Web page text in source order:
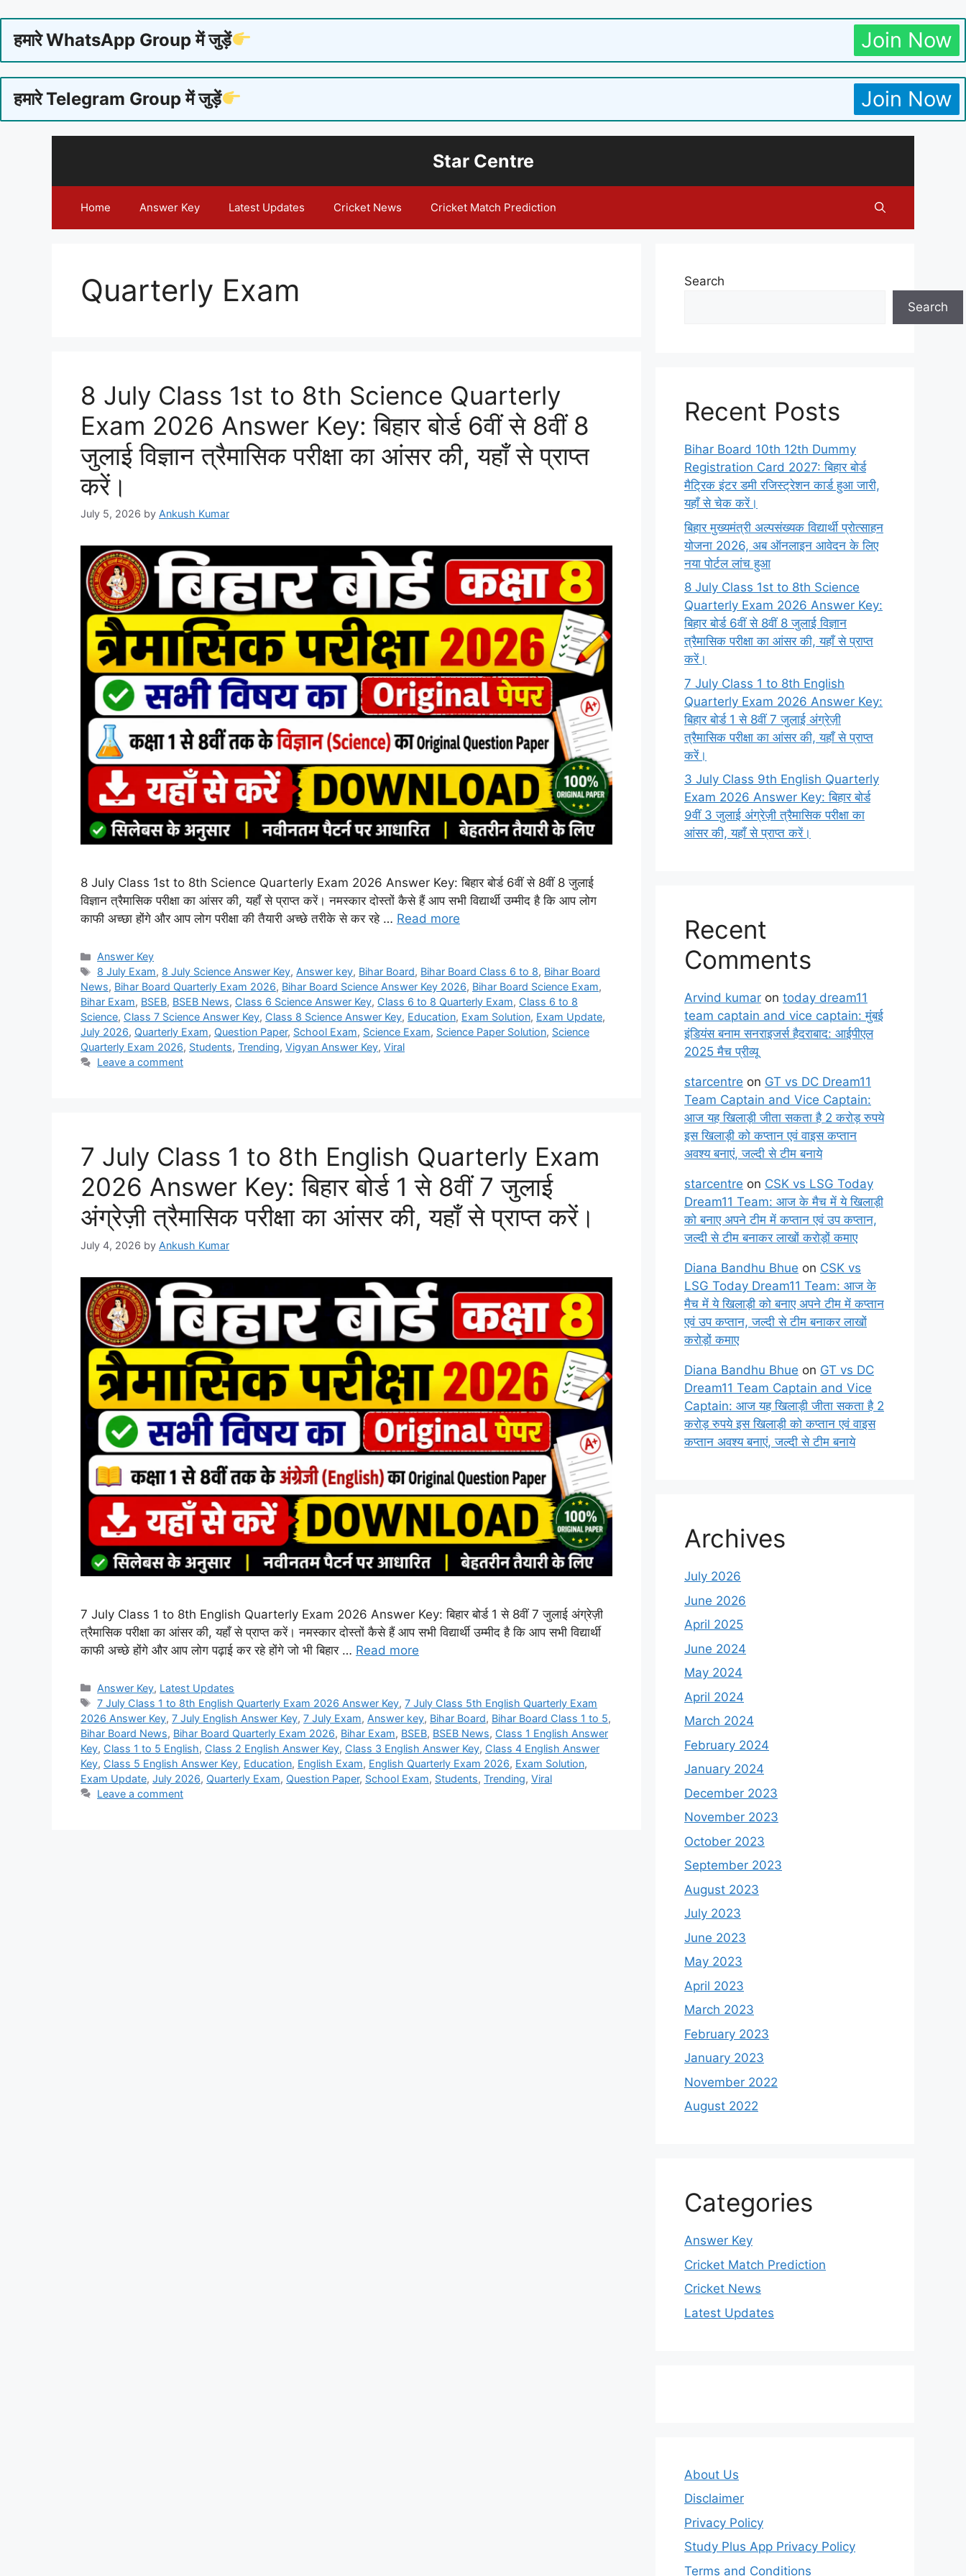
हमारे WhatsApp Group में जुड़ें Join Now
हमारे Telegram Group में जुड़ें Join Now
Star Centre
Home Answer Key Latest Updates Cricket News Cricket Match Prediction
Quarterly Exam
8 July Class 1st to 8th Science Quarterly
Exam 2026 Answer Key: बिहार बोर्ड 6वीं से 8वीं 8
जुलाई विज्ञान त्रैमासिक परीक्षा का आंसर की, यहाँ से प्राप्त
करें।
July 5, 2026 by Ankush Kumar
8 July Class 1st to 8th Science Quarterly Exam 2026 Answer Key: बिहार बोर्ड 6वीं से 8वीं 8 जुलाई
विज्ञान त्रैमासिक परीक्षा का आंसर की, यहाँ से प्राप्त करें। नमस्कार दोस्तों कैसे हैं आप सभी विद्यार्थी उम्मीद है कि आप लोग
काफी अच्छा होंगे और आप लोग परीक्षा की तैयारी अच्छे तरीके से कर रहे … Read more
Categories
Answer Key
Tags
8 July Exam, 8 July Science Answer Key, Answer key, Bihar Board, Bihar Board Class 6 to 8, Bihar Board
News, Bihar Board Quarterly Exam 2026, Bihar Board Science Answer Key 2026, Bihar Board Science Exam,
Bihar Exam, BSEB, BSEB News, Class 6 Science Answer Key, Class 6 to 8 Quarterly Exam, Class 6 to 8
Science, Class 7 Science Answer Key, Class 8 Science Answer Key, Education, Exam Solution, Exam Update,
July 2026, Quarterly Exam, Question Paper, School Exam, Science Exam, Science Paper Solution, Science
Quarterly Exam 2026, Students, Trending, Vigyan Answer Key, Viral
Leave a comment
7 July Class 1 to 8th English Quarterly Exam
2026 Answer Key: बिहार बोर्ड 1 से 8वीं 7 जुलाई
अंग्रेज़ी त्रैमासिक परीक्षा का आंसर की, यहाँ से प्राप्त करें।
July 4, 2026 by Ankush Kumar
7 July Class 1 to 8th English Quarterly Exam 2026 Answer Key: बिहार बोर्ड 1 से 8वीं 7 जुलाई अंग्रेज़ी
त्रैमासिक परीक्षा का आंसर की, यहाँ से प्राप्त करें। नमस्कार दोस्तों कैसे हैं आप सभी विद्यार्थी उम्मीद है कि आप सभी विद्यार्थी
काफी अच्छे होंगे और आप लोग पढ़ाई कर रहे होंगे जो भी बिहार … Read more
Categories
Answer Key, Latest Updates
Tags
7 July Class 1 to 8th English Quarterly Exam 2026 Answer Key,7 July Class 5th English Quarterly Exam
2026 Answer Key, 7 July English Answer Key, 7 July Exam, Answer key, Bihar Board, Bihar Board Class 1 to 5,
Bihar Board News, Bihar Board Quarterly Exam 2026, Bihar Exam, BSEB, BSEB News, Class 1 English Answer
Key, Class 1 to 5 English, Class 2 English Answer Key, Class 3 English Answer Key, Class 4 English Answer
Key, Class 5 English Answer Key, Education, English Exam, English Quarterly Exam 2026, Exam Solution,
Exam Update, July 2026, Quarterly Exam, Question Paper, School Exam, Students, Trending, Viral
Leave a comment
Search
Search
Recent Posts
Bihar Board 10th 12th Dummy
Registration Card 2027: बिहार बोर्ड
मैट्रिक इंटर डमी रजिस्ट्रेशन कार्ड हुआ जारी,
यहाँ से चेक करें।
बिहार मुख्यमंत्री अल्पसंख्यक विद्यार्थी प्रोत्साहन
योजना 2026, अब ऑनलाइन आवेदन के लिए
नया पोर्टल लांच हुआ
8 July Class 1st to 8th Science
Quarterly Exam 2026 Answer Key:
बिहार बोर्ड 6वीं से 8वीं 8 जुलाई विज्ञान
त्रैमासिक परीक्षा का आंसर की, यहाँ से प्राप्त
करें।
7 July Class 1 to 8th English
Quarterly Exam 2026 Answer Key:
बिहार बोर्ड 1 से 8वीं 7 जुलाई अंग्रेज़ी
त्रैमासिक परीक्षा का आंसर की, यहाँ से प्राप्त
करें।
3 July Class 9th English Quarterly
Exam 2026 Answer Key: बिहार बोर्ड
9वीं 3 जुलाई अंग्रेज़ी त्रैमासिक परीक्षा का
आंसर की, यहाँ से प्राप्त करें।
Recent
Comments
Arvind kumar on today dream11
team captain and vice captain: मुंबई
इंडियंस बनाम सनराइजर्स हैदराबाद: आईपीएल
2025 मैच प्रीव्यू
starcentre on GT vs DC Dream11
Team Captain and Vice Captain:
आज यह खिलाड़ी जीता सकता है 2 करोड़ रुपये
इस खिलाड़ी को कप्तान एवं वाइस कप्तान
अवश्य बनाएं, जल्दी से टीम बनाये
starcentre on CSK vs LSG Today
Dream11 Team: आज के मैच में ये खिलाड़ी
को बनाए अपने टीम में कप्तान एवं उप कप्तान,
जल्दी से टीम बनाकर लाखों करोड़ों कमाए
Diana Bandhu Bhue on CSK vs
LSG Today Dream11 Team: आज के
मैच में ये खिलाड़ी को बनाए अपने टीम में कप्तान
एवं उप कप्तान, जल्दी से टीम बनाकर लाखों
करोड़ों कमाए
Diana Bandhu Bhue on GT vs DC
Dream11 Team Captain and Vice
Captain: आज यह खिलाड़ी जीता सकता है 2
करोड़ रुपये इस खिलाड़ी को कप्तान एवं वाइस
कप्तान अवश्य बनाएं, जल्दी से टीम बनाये
Archives
July 2026
June 2026
April 2025
June 2024
May 2024
April 2024
March 2024
February 2024
January 2024
December 2023
November 2023
October 2023
September 2023
August 2023
July 2023
June 2023
May 2023
April 2023
March 2023
February 2023
January 2023
November 2022
August 2022
Categories
Answer Key
Cricket Match Prediction
Cricket News
Latest Updates
About Us
Disclaimer
Privacy Policy
Study Plus App Privacy Policy
Terms and Conditions